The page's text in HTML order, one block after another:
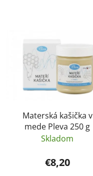
Materská kašička v
mede Pleva 250 g
Skladom
€8,20